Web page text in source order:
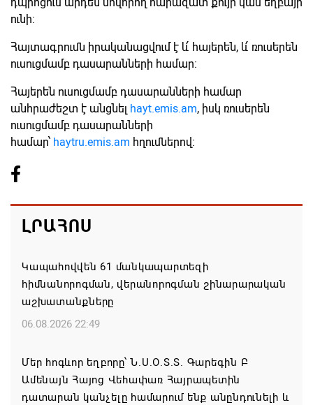
ունի:
Հայտագրումն իրականացվում է և՛ հայերեն, և՛ ռուսերեն
ուսուցմամբ դասարանների համար։
Հայերեն ուսուցմամբ դասարանների համար
անհրաժեշտ է անցնել hayt.emis.am, իսկ ռուսերեն
ուսուցմամբ դասարանների
համար՝ haytru.emis.am հղումներով։
ԼՐԱՀՈՍ
Կապահովվեն 61 մանկապարտեզի
հիմնանորոգման, վերանորոգման շինարարական
աշխատանքները
06.08.2026 22:49
Մեր հոգևոր եղբորը՝ Ն.Ս.Օ.Տ.Տ. Գարեգին Բ
Ամենայն Հայոց Վեհափառ Հայրապետին
դատարան կանչելը համարում ենք անընդունելի և